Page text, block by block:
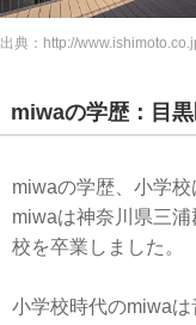
出典： http://
miwaの学歴：目
miwaの学歴、小学
miwaは神奈川県三
校を卒業しました。
小学校時代のmiwa